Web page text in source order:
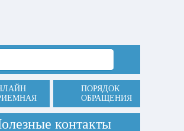
ПОРЯДОК
ОБРАЩЕНИЯ
контакты